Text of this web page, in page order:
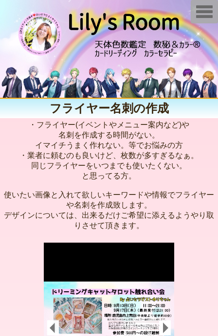
フライヤー名刺の作成
・フライヤー(イベントやメニュー案内など)や
名刺を作成する時間がない。
イマイチうまく作れない。等でお悩みの方
・業者に頼むのも良いけど、枚数が多すぎるなぁ。
同じフライヤーをいつまでも使いたくない。
と思ってる方。
使いたい画像と入れて欲しいキーワードや情報でフライヤー
や名刺を作成致します。
デザインについては、出来るだけご希望に添えるようやり取
りさせて頂きます。
T
o
g
g
l
e
n
a
v
i
g
a
t
n